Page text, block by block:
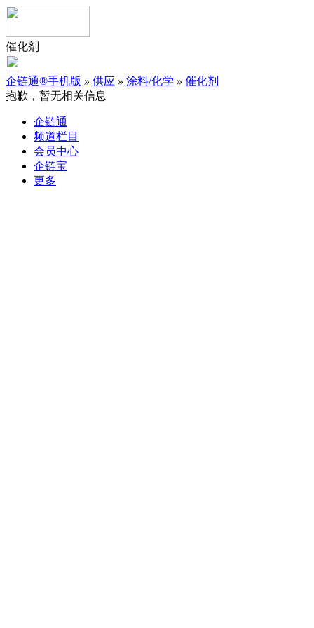
催化剂
企链通®手机版 » 供应 » 涂料/化学 » 催化剂
抱歉，暂无相关信息
企链通
频道栏目
会员中心
企链宝
更多